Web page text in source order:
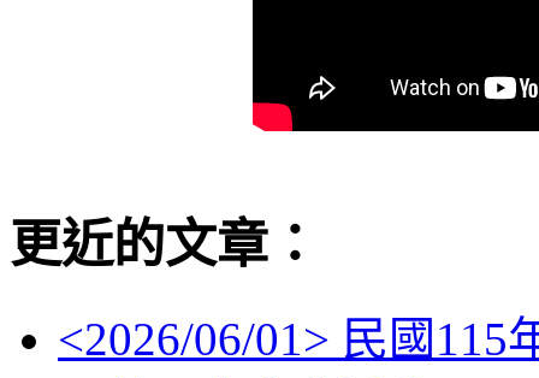
更近的文章：
<2026/06/01> 民國115